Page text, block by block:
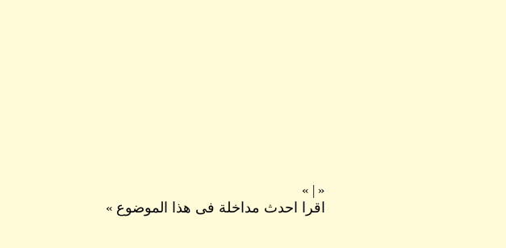
«
|
»
اقرا احدث مداخلة فى هذا الموضوع »